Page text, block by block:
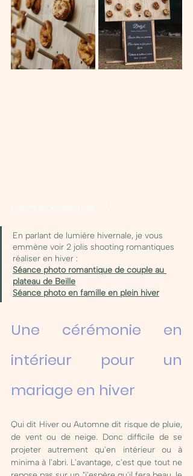
En parlant de lumière hivernale, je vous
emmène voir 2 jolis shooting romantiques
réaliser en hiver :
Séance photo romantique de couple au
plateau de Beille
Séance photo en famille en plein hiver
Une cérémonie en
intérieur pour un
mariage en hiver
Qui dit Hiver ou Automne dit risque de pluie,
de vent ou de neige. Donc difficile de se
projeter autrement qu'en intérieur ou à
minima à l'abri. L'avantage, c'est que tout ne